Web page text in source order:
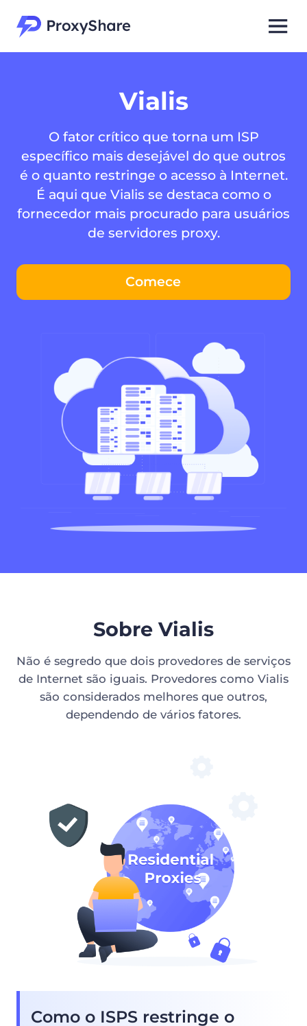
Vialis
O fator crítico que torna um ISP
específico mais desejável do que outros
é o quanto restringe o acesso à Internet.
É aqui que Vialis se destaca como o
fornecedor mais procurado para usuários
de servidores proxy.
Comece
Sobre Vialis
Não é segredo que dois provedores de serviços
de Internet são iguais. Provedores como Vialis
são considerados melhores que outros,
dependendo de vários fatores.
Como o ISPS restringe o